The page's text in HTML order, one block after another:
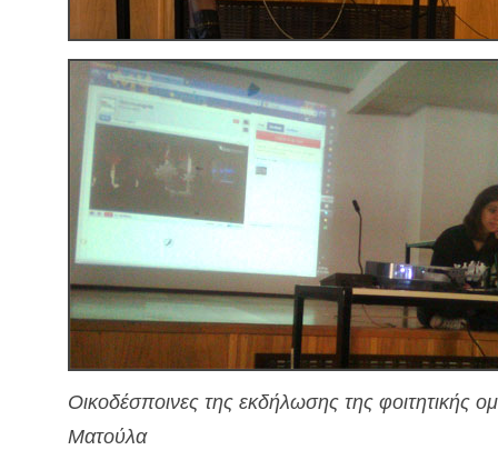
Οικοδέσποινες της εκδήλωσης της φοιτητικής
Ματούλα